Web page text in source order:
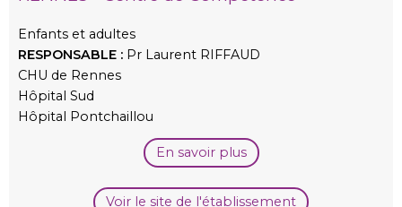
Enfants et adultes
RESPONSABLE : Pr Laurent RIFFAUD
CHU de Rennes
Hôpital Sud
Hôpital Pontchaillou
En savoir plus
Voir le site de l'établissement